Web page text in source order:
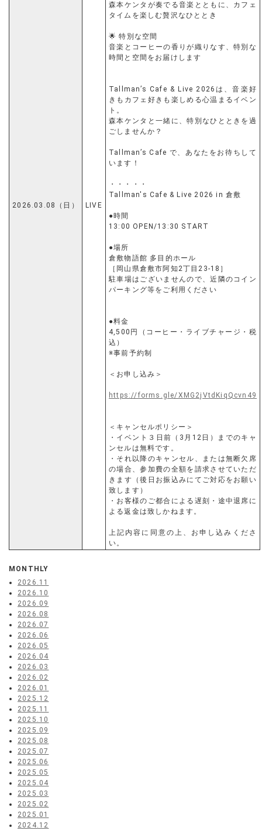
2026.03.08（日） LIVE
森本ケンタが奏でる音楽とともに、カフェ
タイムを楽しむ贅沢なひととき
🌟 特別な空間
音楽とコーヒーの香りが織りなす、特別な
時間と空間をお届けします
Tallman’s Cafe & Live 2026は、音楽好
きもカフェ好きも楽しめる心温まるイベン
ト。
森本ケンタと一緒に、特別なひとときを過
ごしませんか？
Tallman’s Cafe で、あなたをお待ちして
います！
・・・・・
Tallman's Cafe & Live 2026 in 倉敷
●時間
13:00 OPEN/13:30 START
●場所
倉敷物語館 多目的ホール
［岡山県倉敷市阿知2丁目23-18］
駐車場はございませんので、近隣のコイン
パーキング等をご利用ください
●料金
4,500円（コーヒー・ライブチャージ・税
込）
※事前予約制
＜お申し込み＞
https://forms.gle/XMG2jVtdKiqQcvn49
＜キャンセルポリシー＞
・イベント３日前（3月12日）までのキャ
ンセルは無料です。
・それ以降のキャンセル、または無断欠席
の場合、参加費の全額を請求させていただ
きます（後日お振込みにてご対応をお願い
致します）
・お客様のご都合による遅刻・途中退席に
よる返金は致しかねます。
上記内容に同意の上、お申し込みくださ
い。
MONTHLY
2026.11
2026.10
2026.09
2026.08
2026.07
2026.06
2026.05
2026.04
2026.03
2026.02
2026.01
2025.12
2025.11
2025.10
2025.09
2025.08
2025.07
2025.06
2025.05
2025.04
2025.03
2025.02
2025.01
2024.12